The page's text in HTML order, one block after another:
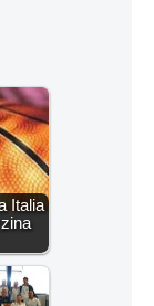
Italia